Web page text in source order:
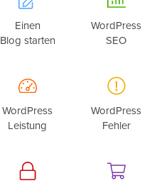
Einen
Blog starten
WordPress
SEO
WordPress
Leistung
WordPress
Fehler